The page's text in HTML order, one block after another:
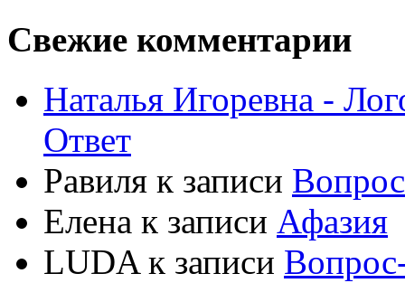
Свежие комментарии
Наталья Игоревна -
Ответ
Равиля к записи
Елена к записи Афазия
LUDAк записи